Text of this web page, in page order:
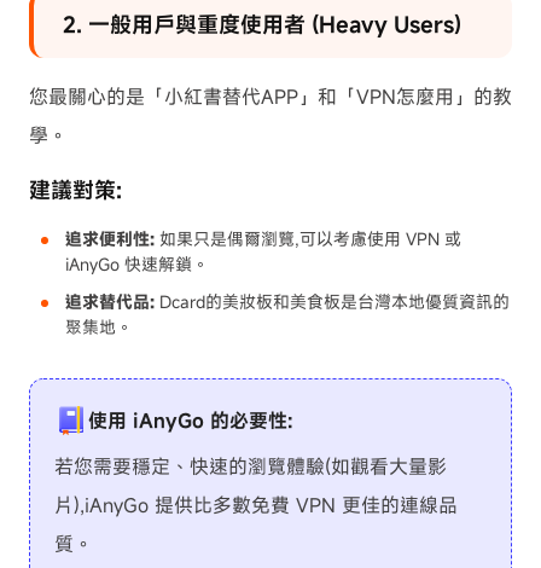
2. 一般用戶與重度使用者 (Heavy Users)
您最關心的是「小紅書替代APP」和「VPN怎麼用」的教
學。
建議對策:
追求便利性: 如果只是偶爾瀏覽,可以考慮使用 VPN 或
iAnyGo 快速解鎖。
追求替代品: Dcard的美妝板和美食板是台灣本地優質資訊的
聚集地。
使用 iAnyGo 的必要性:
若您需要穩定、快速的瀏覽體驗(如觀看大量影
片),iAnyGo 提供比多數免費 VPN 更佳的連線品
質。